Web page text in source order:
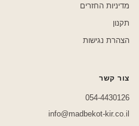
מדיניות החזרים
תקנון
הצהרת נגישות
צור קשר
054-4430126
info@madbekot-kir.co.il